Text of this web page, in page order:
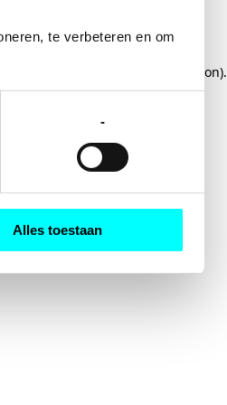
te verbeteren en om
-
Alles toestaan
for more information).